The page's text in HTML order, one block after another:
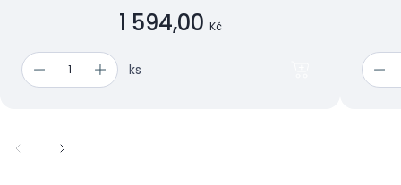
1 594,00 Kč
ks